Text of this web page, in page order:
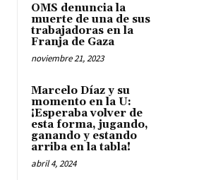
OMS denuncia la
muerte de una de sus
trabajadoras en la
Franja de Gaza
noviembre 21, 2023
Marcelo Díaz y su
momento en la U:
¡Esperaba volver de
esta forma, jugando,
ganando y estando
arriba en la tabla!
abril 4, 2024